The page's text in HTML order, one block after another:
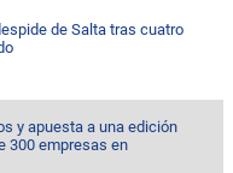
de Salta tras cuatro
y apuesta a una edición
300 empresas en